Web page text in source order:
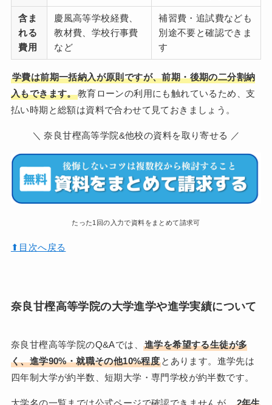
含ま
れる
費用
慶風高等学校経費、
教材費、学校行事費
など
補習費・追試費なども
別途不要と確認できま
す
学費は前期一括納入が原則ですが、前期・後期の二分割納
入もできます。教育ローンの利用にも触れているため、支
払い時期と総額は資料で合わせて見ておきましょう。
＼ 奈良甘樫高等学院&他校の資料を取り寄せる ／
たった1回の入力で資料をまとめて請求可
⬆︎目次へ戻る
奈良甘樫高等学院の大学進学や進学実績について
奈良甘樫高等学院のQ&Aでは、
進学を希望する生徒が多
く、進学90%・就職その他10%程度 とあります。進学先は
四年制大学が約半数、短期大学・専門学校が約半数です。
大学名の一覧までは公式ページで確認できませんが、 2年生